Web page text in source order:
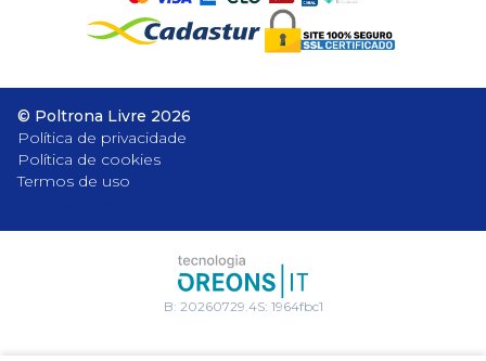
© Poltrona Livre 2026
Política de privacidade
Política de cookies
Termos de uso
B: 20260729.4S: 1964fbc1